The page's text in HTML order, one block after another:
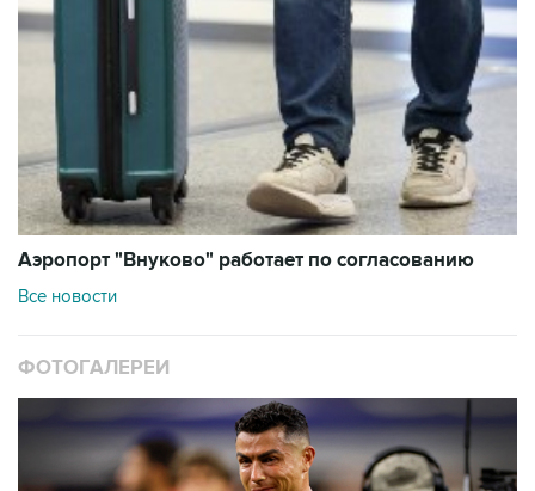
Аэропорт "Внуково" работает по согласованию
Все новости
ФОТОГАЛЕРЕИ